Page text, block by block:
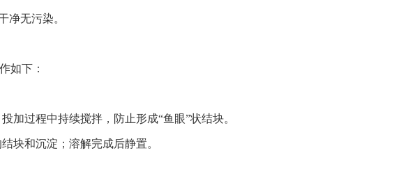
净无污染。
如下：
过程中持续搅拌，防止形成“鱼眼”状结块。
块和沉淀；溶解完成后静置。